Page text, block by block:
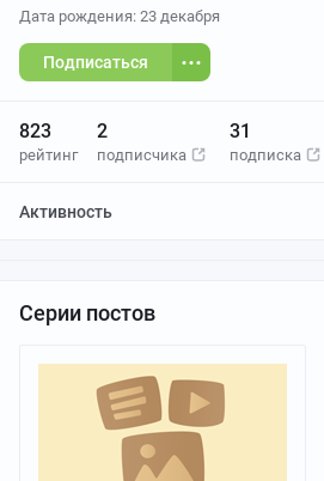
Дата рождения: 23 декабря
Подписаться
823
рейтинг
2
подписчика
31
подписка
Активность
Серии постов